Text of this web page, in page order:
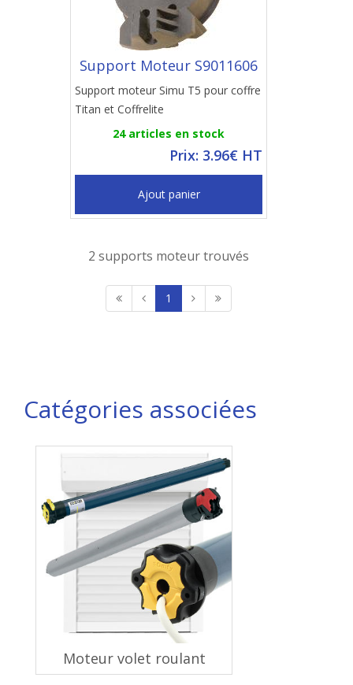
Support Moteur S9011606
Support moteur Simu T5 pour coffre
Titan et Coffrelite
24 articles en stock
Prix: 3.96€ HT
Ajout panier
2 supports moteur trouvés
1
Catégories associées
Moteur volet roulant